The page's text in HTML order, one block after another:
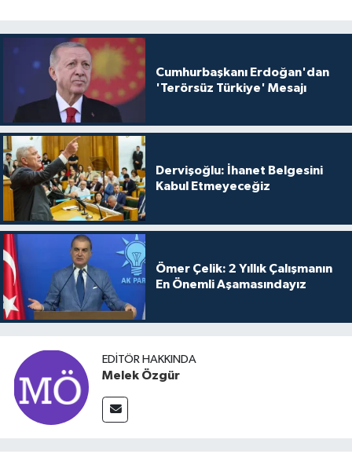
Cumhurbaşkanı Erdoğan'dan
'Terörsüz Türkiye' Mesajı
Dervişoğlu: İhanet Belgesini
Kabul Etmeyeceğiz
Ömer Çelik: 2 Yıllık Çalışmanın
En Önemli Aşamasındayız
EDITÖR HAKKINDA
Melek Özgür